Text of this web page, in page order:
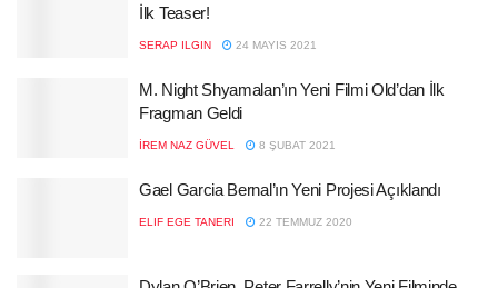
İlk Teaser!
SERAP ILGIN 24 MAYIS 2021
M. Night Shyamalan’ın Yeni Filmi Old’dan İlk
Fragman Geldi
İREM NAZ GÜVEL 8 ŞUBAT 2021
Gael Garcia Bernal’ın Yeni Projesi Açıklandı
ELIF EGE TANERI 22 TEMMUZ 2020